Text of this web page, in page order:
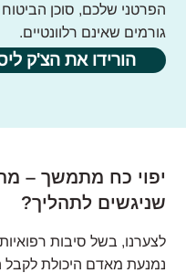
הפרטני שלכם, סוכן
גורמים שאינם רלוונטיים.
הורידו את הצ'ק
יפוי כח מתמשך –
שניגשים לתהליך?
לצערנו, בשל סיבות
נמנעת מאדם היכולת לקבל